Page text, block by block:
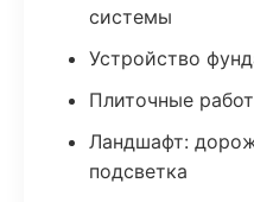
системы
Устройство
Плиточные
Ландшафт:
подсветка